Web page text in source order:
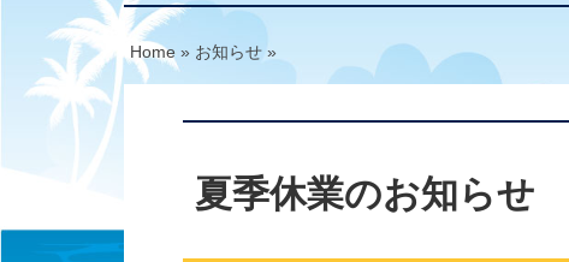
Home » お知らせ »
夏季休業のお知らせ